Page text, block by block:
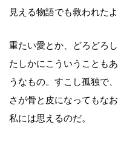
見える物語でも救われた
重たい愛とか、どろどろ
たしかにこういうことも
うなもの。すこし孤独で
さが骨と皮になってもな
私には思えるのだ。